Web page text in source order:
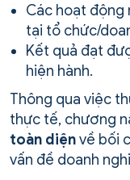
Các hoạt
tại tổ chức/
Kết quả đạt
hiện hành.
Thông qua việc
thực tế, chương
toàn diệnvề bối
vấn đề doanh